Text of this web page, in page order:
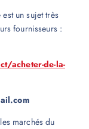
est un sujet très
fournisseurs :
acheter-de-la-
marchés du